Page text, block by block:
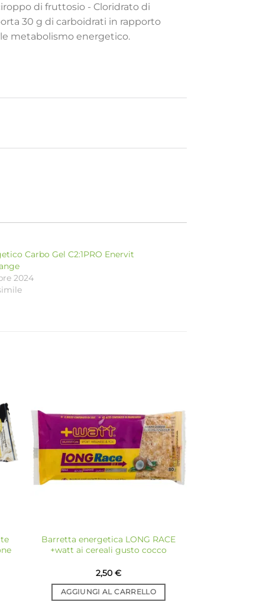
di fruttosio - Cloridrato di
30 g di carboidrati in rapporto
metabolismo energetico.
Carbo Gel C2:1PRO Enervit
2024
alla lista
dei
desideri
Barretta energetica LONG RACE
+watt ai cereali gusto cocco
2,50€
AGGIUNGI AL CARRELLO